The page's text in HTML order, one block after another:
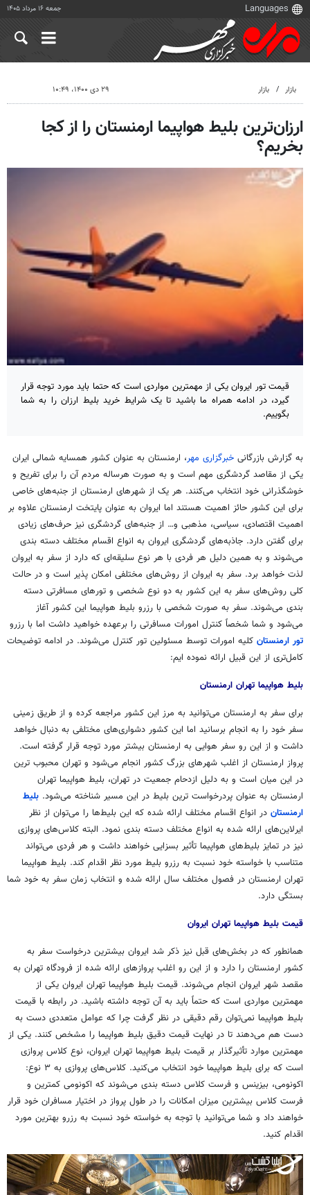
جمعه ۱۶ مرداد ۱۴۰۵
بازار بازار ۲۹ دی ۱۴۰۰، ۱۰:۴۹
ارزان‌ترین بلیط هواپیما ارمنستان را از کجا
بخریم؟
قیمت تور ایروان یکی از مهمترین مواردی است که حتما باید مورد توجه قرار
گیرد، در ادامه همراه ما باشید تا یک شرایط خرید بلیط ارزان را به شما
بگوییم.
به گزارش بازرگانی خبرگزاری مهر، ارمنستان به عنوان کشور همسایه شمالی ایران
یکی از مقاصد گردشگری مهم است و به صورت هرساله مردم آن را برای تفریح و
خوشگذرانی خود انتخاب می‌کنند. هر یک از شهرهای ارمنستان از جنبه‌های خاصی
برای این کشور حائز اهمیت هستند اما ایروان به عنوان پایتخت ارمنستان علاوه بر
اهمیت اقتصادی، سیاسی، مذهبی و… از جنبه‌های گردشگری نیز حرف‌های زیادی
برای گفتن دارد. جاذبه‌های گردشگری ایروان به انواع اقسام مختلف دسته بندی
می‌شوند و به همین دلیل هر فردی با هر نوع سلیقه‌ای که دارد از سفر به ایروان
لذت خواهد برد. سفر به ایروان از روش‌های مختلفی امکان پذیر است و در حالت
کلی روش‌های سفر به این کشور به دو نوع شخصی و تورهای مسافرتی دسته
بندی می‌شوند. سفر به صورت شخصی با رزرو بلیط هواپیما این کشور آغاز
می‌شود و شما شخصاً کنترل امورات مسافرتی را برعهده خواهید داشت اما با رزرو
تور ارمنستان کلیه امورات توسط مسئولین تور کنترل می‌شوند. در ادامه توضیحات
کامل‌تری از این قبیل ارائه نموده ایم:
بلیط هواپیما تهران ارمنستان
برای سفر به ارمنستان می‌توانید به مرز این کشور مراجعه کرده و از طریق زمینی
سفر خود را به انجام برسانید اما این کشور دشواری‌های مختلفی به دنبال خواهد
داشت و از این رو سفر هوایی به ارمنستان بیشتر مورد توجه قرار گرفته است.
پرواز ارمنستان از اغلب شهرهای بزرگ کشور انجام می‌شود و تهران محبوب ترین
در این میان است و به دلیل ازدحام جمعیت در تهران، بلیط هواپیما تهران
ارمنستان به عنوان پردرخواست ترین بلیط در این مسیر شناخته می‌شود. بلیط
ارمنستان در انواع اقسام مختلف ارائه شده که این بلیط‌ها را می‌توان از نظر
ایرلاین‌های ارائه شده به انواع مختلف دسته بندی نمود. البته کلاس‌های پروازی
نیز در تمایز بلیط‌های هواپیما تأثیر بسزایی خواهند داشت و هر فردی می‌تواند
متناسب با خواسته خود نسبت به رزرو بلیط مورد نظر اقدام کند. بلیط هواپیما
تهران ارمنستان در فصول مختلف سال ارائه شده و انتخاب زمان سفر به خود شما
بستگی دارد.
قیمت بلیط هواپیما تهران ایروان
همانطور که در بخش‌های قبل نیز ذکر شد ایروان بیشترین درخواست سفر به
کشور ارمنستان را دارد و از این رو اغلب پروازهای ارائه شده از فرودگاه تهران به
مقصد شهر ایروان انجام می‌شوند. قیمت بلیط هواپیما تهران ایروان یکی از
مهمترین مواردی است که حتماً باید به آن توجه داشته باشید. در رابطه با قیمت
بلیط هواپیما نمی‌توان رقم دقیقی در نظر گرفت چرا که عوامل متعددی دست به
دست هم می‌دهند تا در نهایت قیمت دقیق بلیط هواپیما را مشخص کنند. یکی از
مهمترین موارد تأثیرگذار بر قیمت بلیط هواپیما تهران ایروان، نوع کلاس پروازی
است که برای بلیط هواپیما خود انتخاب می‌کنید. کلاس‌های پروازی به ۳ نوع:
اکونومی، بیزینس و فرست کلاس دسته بندی می‌شوند که اکونومی کمترین و
فرست کلاس بیشترین میزان امکانات را در طول پرواز در اختیار مسافران خود قرار
خواهند داد و شما می‌توانید با توجه به خواسته خود نسبت به رزرو بهترین مورد
اقدام کنید.